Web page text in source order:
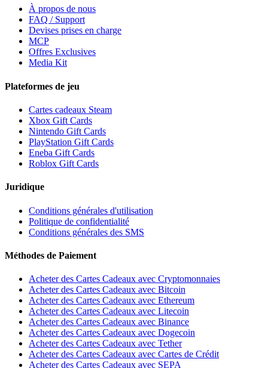
À propos de nous
FAQ / Support
Devises prises en charge
MCP
Offres Exclusives
Media Kit
Plateformes de jeu
Cartes cadeaux Steam
Xbox Gift Cards
Nintendo Gift Cards
PlayStation Gift Cards
Eneba Gift Cards
Roblox Gift Cards
Juridique
Conditions générales d'utilisation
Politique de confidentialité
Conditions générales des SMS
Méthodes de Paiement
Acheter des Cartes Cadeaux avec Cryptomonnaies
Acheter des Cartes Cadeaux avec Bitcoin
Acheter des Cartes Cadeaux avec Ethereum
Acheter des Cartes Cadeaux avec Litecoin
Acheter des Cartes Cadeaux avec Binance
Acheter des Cartes Cadeaux avec Dogecoin
Acheter des Cartes Cadeaux avec Tether
Acheter des Cartes Cadeaux avec Cartes de Crédit
Acheter des Cartes Cadeaux avec SEPA